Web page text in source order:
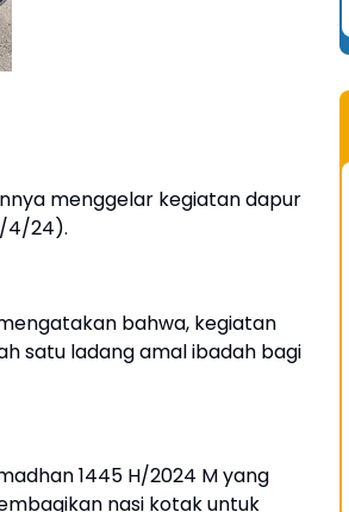
menggelar kegiatan dapur
4/24).
bahwa, kegiatan
satu ladang amal ibadah bagi
1445 H/2024 M yang
nasi kotak untuk